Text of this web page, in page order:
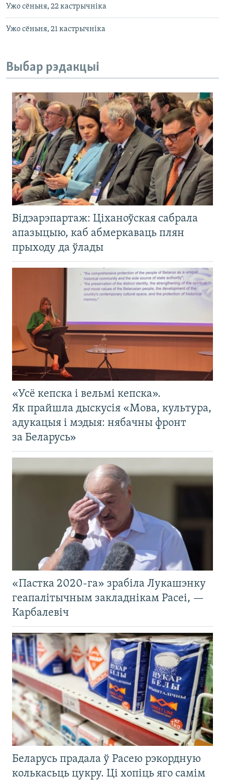
Ужо сёньня, 22 кастрычніка
Ужо сёньня, 21 кастрычніка
Выбар рэдакцыі
Відэарэпартаж: Ціханоўская сабрала
апазыцыю, каб абмеркаваць плян
прыходу да ўлады
«Усё кепска і вельмі кепска».
Як прайшла дыскусія «Мова, культура,
адукацыя і мэдыя: нябачны фронт
за Беларусь»
«Пастка 2020-га» зрабіла Лукашэнку
геапалітычным закладнікам Расеі, —
Карбалевіч
Беларусь прадала ў Расею рэкордную
колькасьць цукру. Ці хопіць яго самім